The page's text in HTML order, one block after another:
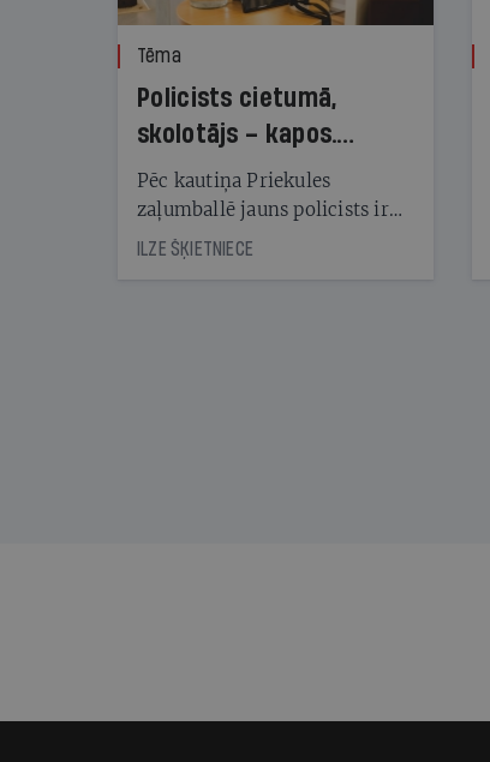
Tēma
Policists cietumā,
skolotājs – kapos.
Reibuma cena Priekulē
Pēc kautiņa Priekules
zaļumballē jauns policists ir
nonācis cietumā, bet
cienījams pedagogs — kapos.
ILZE ŠĶIETNIECE